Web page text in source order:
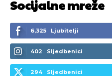
Socijalne mreže
6,325 Ljubitelji
402 Sljedbenici
294 Sljedbenici